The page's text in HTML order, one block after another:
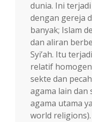
dunia. Ini
dengan gereja
banyak; Islam
dan aliran
Syi’ah. Itu
relatif
sekte dan
agama lain
agama utama
world religions).